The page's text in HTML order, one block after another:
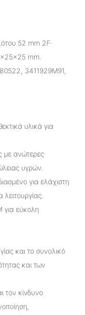
52 mm 2F·
mm.
3411929M91,
υλικά για
με ανώτερες
υγρών.
για ελάχιστη
για εύκολη
και το συνολικό
και των
τον κίνδυνο